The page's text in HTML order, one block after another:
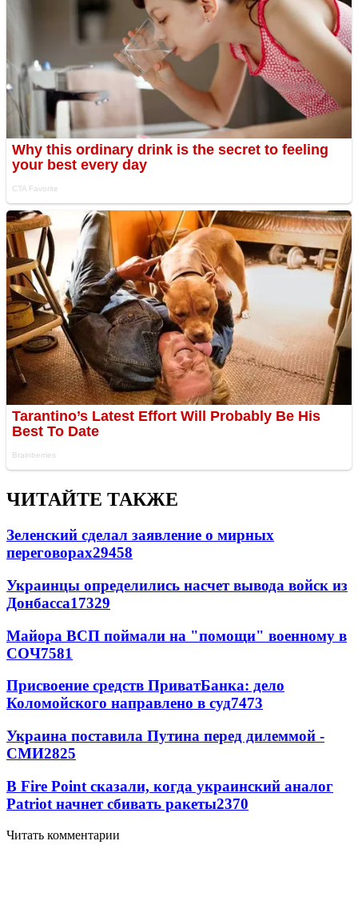
ЧИТАЙТЕ ТАКЖЕ
Зеленский сделал заявление о мирных
переговорах29458
Украинцы определились насчет вывода войск из
Донбасса17329
Майора ВСП поймали на "помощи" военному в
СОЧ7581
Присвоение средств ПриватБанка: дело
Коломойского направлено в суд7473
Украина поставила Путина перед дилеммой -
СМИ2825
В Fire Point сказали, когда украинский аналог
Patriot начнет сбивать ракеты2370
Читать комментарии